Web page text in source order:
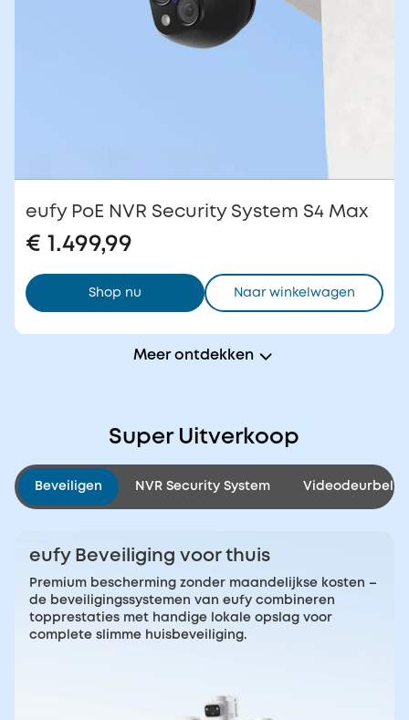
eufy PoE NVR Security System S4 Max
€ 1.499,99
Shop nu Naar winkelwagen
Meer ontdekken
Super Uitverkoop
Beveiligen NVR Security System
eufy Beveiliging voor thuis
Premium bescherming zonder maandelijkse kosten –
de beveiligingssystemen van eufy combineren
topprestaties met handige lokale opslag voor
complete slimme huisbeveiliging.